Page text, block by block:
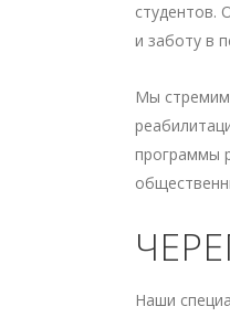
студентов.
и заботу в
Мы
программы
Наши